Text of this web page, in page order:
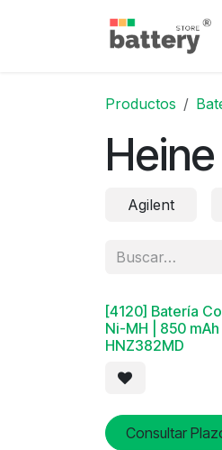
Productos
Heine
Agilent
[4120] Batería
Ni-MH | 850 mAh
HNZ382MD
Consultar